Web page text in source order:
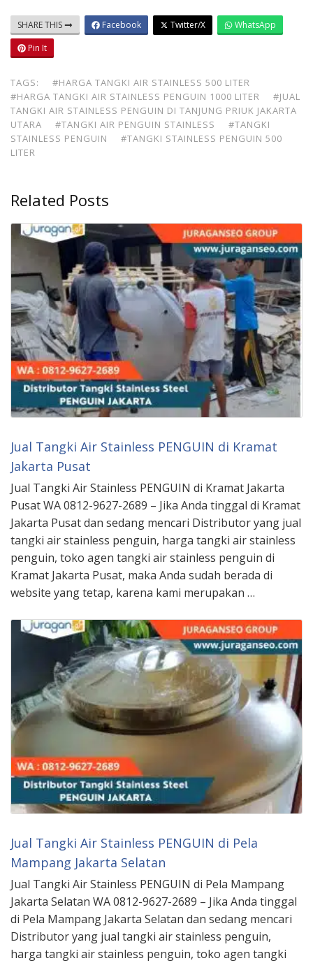
SHARE THIS Facebook Twitter/X
WhatsApp
Pin It
TAGS:
#HARGA TANGKI AIR STAINLESS 500 LITER
#HARGA TANGKI AIR STAINLESS PENGUIN 1000 LITER
#JUAL
TANGKI AIR STAINLESS PENGUIN DI TANJUNG PRIUK JAKARTA
UTARA
#TANGKI AIR PENGUIN STAINLESS
#TANGKI
STAINLESS PENGUIN
#TANGKI STAINLESS PENGUIN 500
LITER
Related Posts
Jual Tangki Air Stainless PENGUIN di Kramat
Jakarta Pusat
Jual Tangki Air Stainless PENGUIN di Kramat Jakarta
Pusat WA 0812-9627-2689 – Jika Anda tinggal di Kramat
Jakarta Pusat dan sedang mencari Distributor yang jual
tangki air stainless penguin, harga tangki air stainless
penguin, toko agen tangki air stainless penguin di
Kramat Jakarta Pusat, maka Anda sudah berada di
website yang tetap, karena kami merupakan …
Jual Tangki Air Stainless PENGUIN di Pela
Mampang Jakarta Selatan
Jual Tangki Air Stainless PENGUIN di Pela Mampang
Jakarta Selatan WA 0812-9627-2689 – Jika Anda tinggal
di Pela Mampang Jakarta Selatan dan sedang mencari
Distributor yang jual tangki air stainless penguin,
harga tangki air stainless penguin, toko agen tangki